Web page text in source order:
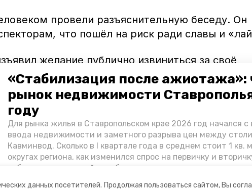
данных посетителей. Продолжая пользоваться сайтом, Вы
«Стабилизация после ажиотажа»:
рынок недвижимости
году
Для рынка жилья в Ставропольском крае 2026 год начался с
ввода недвижимости и заметного разрыва цен между
Кавминвод. Сколько в I квартале года в среднем стоит 1 кв.
округах региона, как изменился спрос на первичку и
себестоимость стройки собственного жилья в этом году и
провели разъяснительную беседу. Он
что пошёл на риск ради славы и
желание публично извиниться за своё
вождение и в своём видеообращении
не повторять его ошибок», — отметили в
дорогуне поделили«семёрка» и